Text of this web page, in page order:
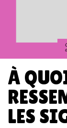
Vivre avec de
Trouver du
À
LES